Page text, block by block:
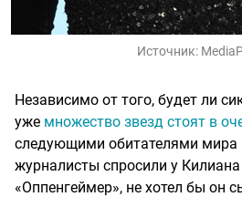
Источник:
Независимо от того, будет ли
уже множество звезд стоят в
следующими обитателями мира
журналисты спросили у
«Оппенгеймер», не хотел бы он